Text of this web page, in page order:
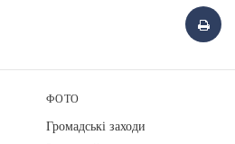
ФОТО
Громадські заходи